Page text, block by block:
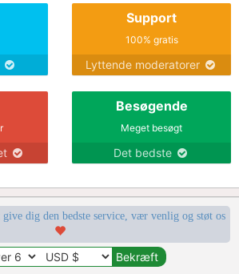
Support
100% gratis
Lyttende moderatorer
Besøgende
Meget besøgt
Det bedste
dig den bedste service, vær venlig og støt os